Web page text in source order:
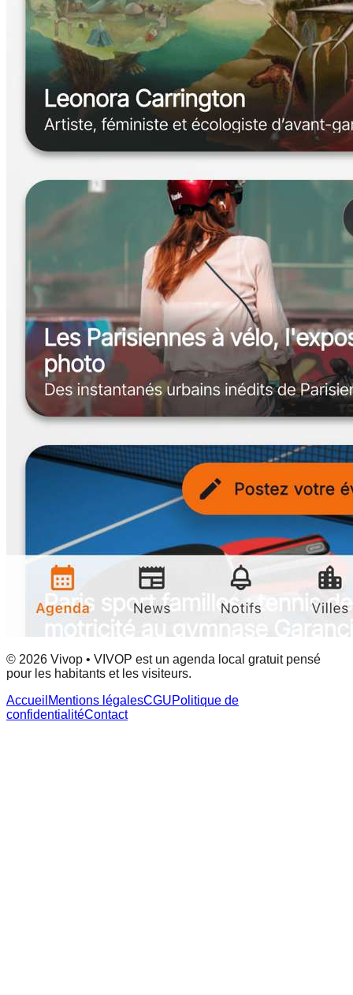
© 2026 Vivop • VIVOP est un agenda local gratuit pensé
pour les habitants et les visiteurs.
Accueil Mentions légalesCGUPolitique de
confidentialitéContact